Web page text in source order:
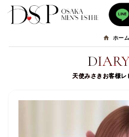
ホーム
天使みさきお客様レ